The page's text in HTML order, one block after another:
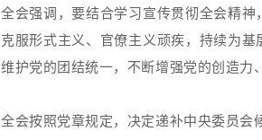
全会强调，要结合学习宣传贯彻全会精
克服形式主义、官僚主义顽疾，持续为
维护党的团结统一，不断增强党的创造力
全会按照党章规定，决定递补中央委员